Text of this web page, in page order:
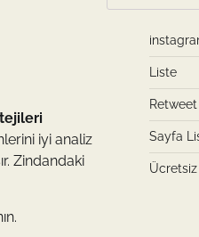
iyi analiz
Zindandaki
Liste
Sayfa